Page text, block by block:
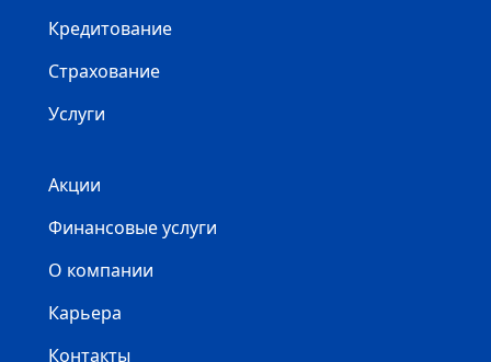
Кредитование
Страхование
Услуги
Акции
Финансовые услуги
О компании
Карьера
Контакты